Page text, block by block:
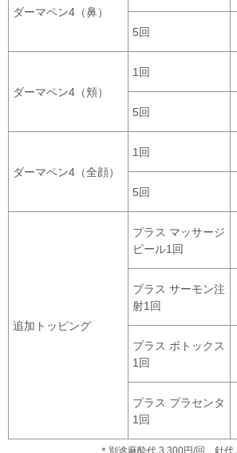
ダーマペン4（鼻）
5回
ダーマペン4（頬）
1回
5回
ダーマペン4（全顔）
1回
5回
追加トッピング
プラス マッサージ
ピール1回
プラス サーモン注
射1回
プラス ボトックス
1回
プラス プラセンタ
1回